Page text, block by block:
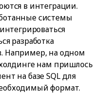
в интеграции.
системы
разработка
Например, на одном
нам пришлось
на базе SQL для
формат.